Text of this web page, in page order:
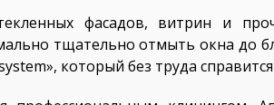
фасадов, витрин и
тщательно отмыть окна до
который без труда